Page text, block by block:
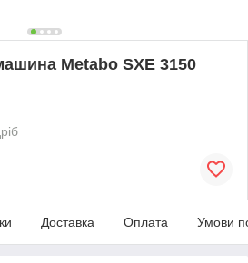
Metabo SXE 3150
Доставка Оплата Умови